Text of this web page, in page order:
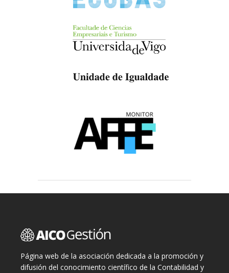
Página web de la asociación dedicada a la promoción y
difusión del conocimiento científico de la Contabilidad y